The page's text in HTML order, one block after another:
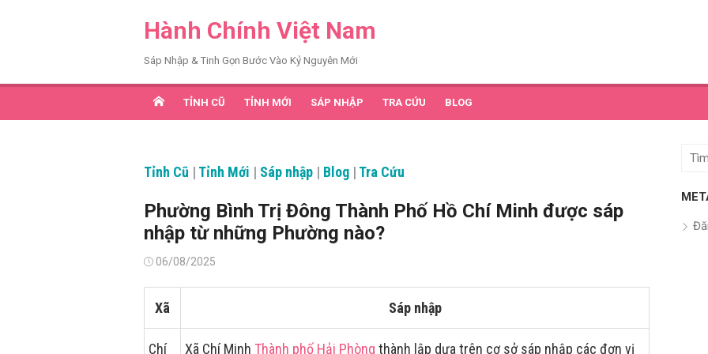
Hành Chính Việt Nam
Sáp Nhập & Tinh Gọn Bước Vào Kỷ Nguyên Mới
TỈNH CŨ TỈNH MỚI SÁP NHẬP TRA CỨU BLOG
Tỉnh Cũ | Tỉnh Mới | Sáp nhập | Blog | Tra Cứu
Phường Bình Trị Đông Thành Phố Hồ Chí Minh được sáp
nhập từ những Phường nào?
Đăng06/08/2025
Xã Sáp nhập
Chí
Xã Chí Minh Thành phố Hải Phòng thành lập dựa trên cơ sở sáp nhập các đơn vị
Tìm
quả